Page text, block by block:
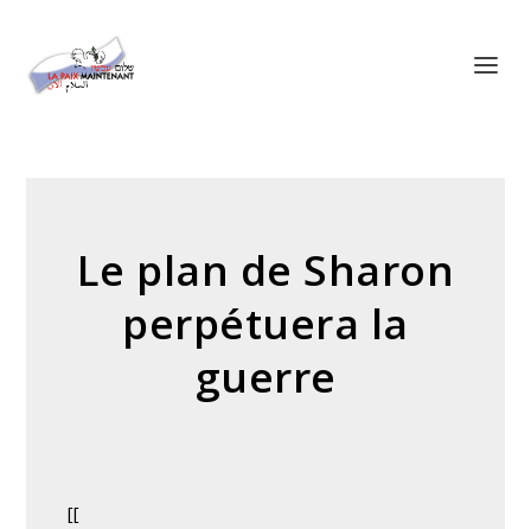
Le plan de Sharon
perpétuera la
guerre
[[